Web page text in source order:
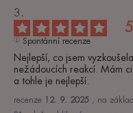
5
Spontánní recenze
Nejlepší, co jsem
nežádoucích reakcí. Mám
a tohle je nejlepší.
recenze 12. 9. 2025 , na